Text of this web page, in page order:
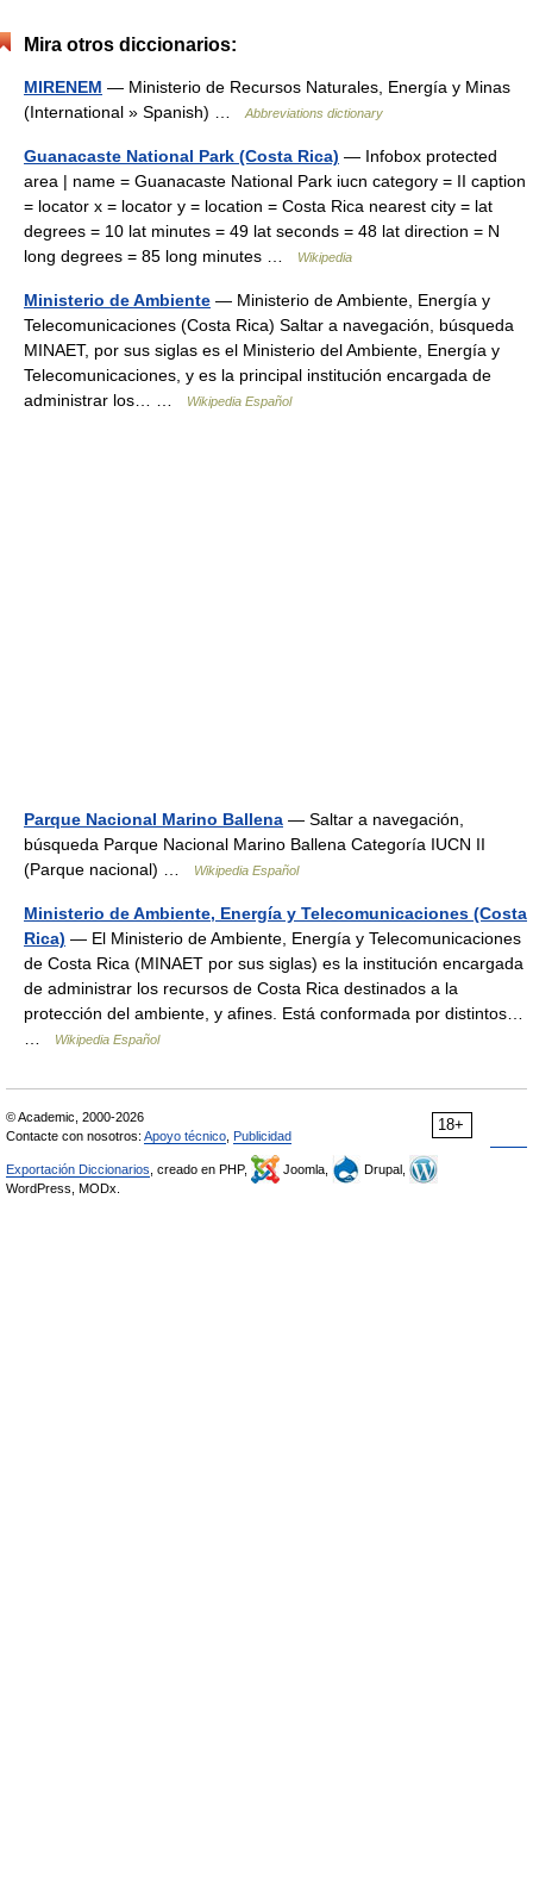
Mira otros diccionarios:
MIRENEM — Ministerio de Recursos Naturales, Energía y Minas
(International » Spanish) …
Abbreviations dictionary
Guanacaste National Park (Costa Rica) — Infobox protected
area | name = Guanacaste National Park iucn category = II caption
= locator x = locator y = location = Costa Rica nearest city = lat
degrees = 10 lat minutes = 49 lat seconds = 48 lat direction = N
long degrees = 85 long minutes …
Wikipedia
Ministerio de Ambiente — Ministerio de Ambiente, Energía y
Telecomunicaciones (Costa Rica) Saltar a navegación, búsqueda
MINAET, por sus siglas es el Ministerio del Ambiente, Energía y
Telecomunicaciones, y es la principal institución encargada de
administrar los… …
Wikipedia Español
Parque Nacional Marino Ballena — Saltar a navegación,
búsqueda Parque Nacional Marino Ballena Categoría IUCN II
(Parque nacional) …
Wikipedia Español
Ministerio de Ambiente, Energía y Telecomunicaciones (Costa
Rica) — El Ministerio de Ambiente, Energía y Telecomunicaciones
de Costa Rica (MINAET por sus siglas) es la institución encargada
de administrar los recursos de Costa Rica destinados a la
protección del ambiente, y afines. Está conformada por distintos…
Wikipedia Español
18+
© Academic, 2000-2026
Contacte con nosotros: Apoyo técnico Publicidad
Exportación Diccionarios , creado en PHP, Joomla,
Drupal,
WordPress, MODx.